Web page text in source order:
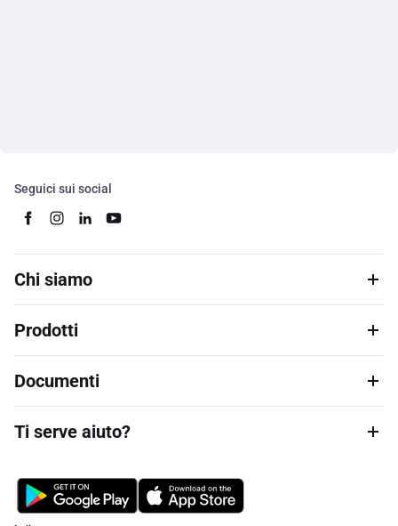
Seguici sui social
Chi siamo
Prodotti
Documenti
Ti serve aiuto?